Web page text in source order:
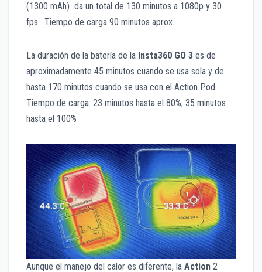
(1300 mAh) da un total de 130 minutos a 1080p y 30
fps. Tiempo de carga 90 minutos aprox.
La duración de la batería de la Insta360 GO 3 es de
aproximadamente 45 minutos cuando se usa sola y de
hasta 170 minutos cuando se usa con el Action Pod.
Tiempo de carga: 23 minutos hasta el 80%, 35 minutos
hasta el 100%
Aunque el manejo del calor es diferente, la Action 2